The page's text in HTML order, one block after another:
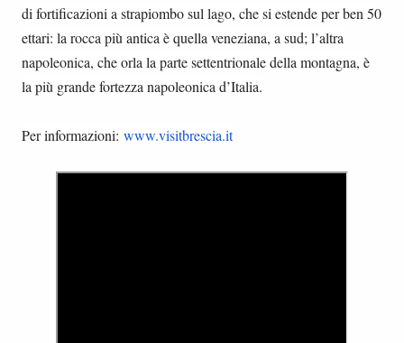
di fortificazioni a strapiombo sul lago, che si estende per ben 50
ettari: la rocca più antica è quella veneziana, a sud; l’altra
napoleonica, che orla la parte settentrionale della montagna, è
la più grande fortezza napoleonica d’Italia.
Per informazioni: www.visitbrescia.it